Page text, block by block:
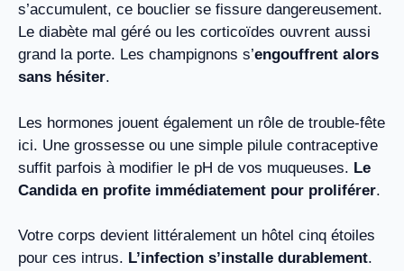
s’accumulent, ce bouclier se fissure dangereusement.
Le diabète mal géré ou les corticoïdes ouvrent aussi
grand la porte. Les champignons s’engouffrent alors
sans hésiter.
Les hormones jouent également un rôle de trouble-fête
ici. Une grossesse ou une simple pilule contraceptive
suffit parfois à modifier le pH de vos muqueuses. Le
Candida en profite immédiatement pour proliférer.
Votre corps devient littéralement un hôtel cinq étoiles
pour ces intrus. L’infection s’installe durablement.